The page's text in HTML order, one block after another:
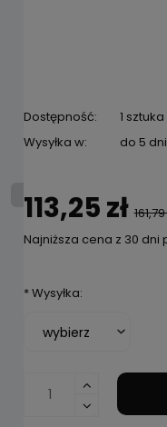
Dostępność:
1 sztuka
Wysyłka w:
do 5
113,25 zł 161,79
Najniższa cena z 30
*Wysyłka: